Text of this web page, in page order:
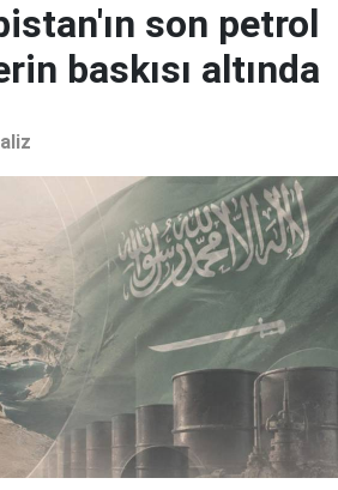
son petrol
baskısı altında